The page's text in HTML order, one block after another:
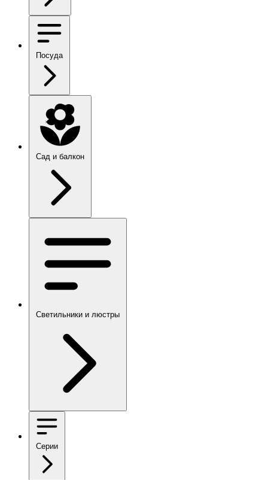
Посуда
Сад и балкон
Светильники и люстры
Серии